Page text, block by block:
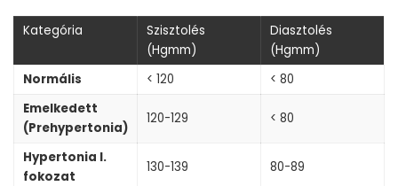
Kategória
Szisztolés
(Hgmm)
Diasztolés
(Hgmm)
Normális
< 120
< 80
Emelkedett
(Prehypertonia)
120-129 < 80
Hypertonia I.
fokozat
130-139 80-89